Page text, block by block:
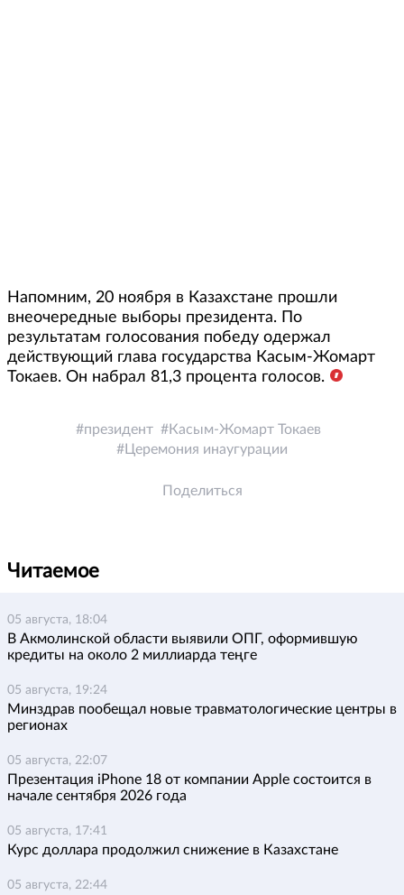
Напомним, 20 ноября в Казахстане прошли
внеочередные выборы президента. По
результатам голосования победу одержал
действующий глава государства Касым-Жомарт
Токаев. Он набрал 81,3 процента голосов.
президент
Касым-Жомарт Токаев
Церемония инаугурации
Поделиться
Читаемое
05 августа, 18:04
В Акмолинской области выявили ОПГ, оформившую
кредиты на около 2 миллиарда теңге
05 августа, 19:24
Минздрав пообещал новые травматологические центры в
регионах
05 августа, 22:07
Презентация iPhone 18 от компании Apple состоится в
начале сентября 2026 года
05 августа, 17:41
Курс доллара продолжил снижение в Казахстане
05 августа, 22:44